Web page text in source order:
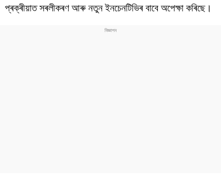
প্ৰক্ৰীয়াত সৰলীকৰণ আৰু নতুন ইনচেনটিভিৰ বাবে অপেক্ষা কৰিছে।